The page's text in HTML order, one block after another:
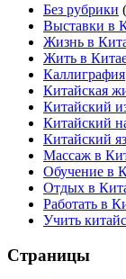
Без рубрики
Выставки в
Жизнь в
Жить в
Каллиграфия
Китайская
Китайский
Китайский
Китайский
Массаж в
Обучение в
Отдых в
Работать в
Учить
Страницы